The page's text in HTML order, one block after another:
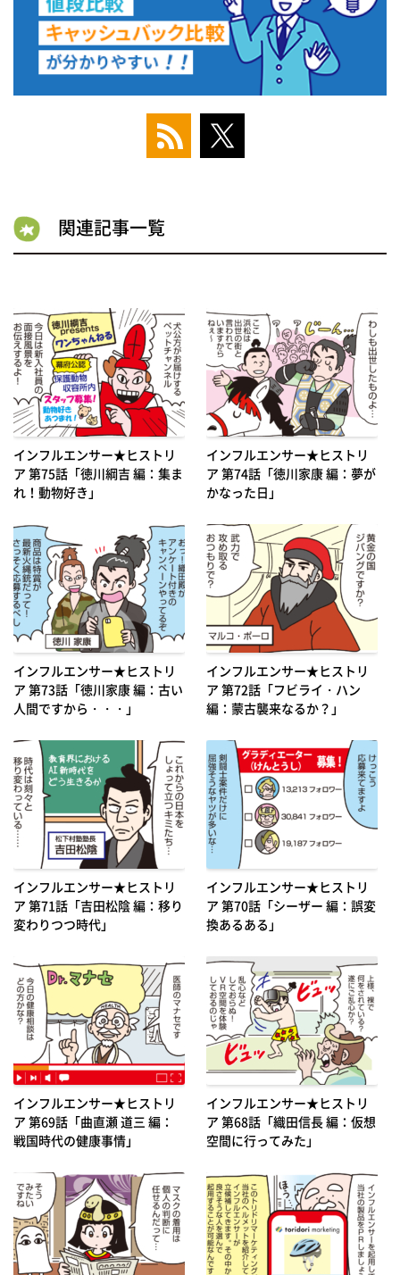
関連記事一覧
インフルエンサー★ヒストリ
ア 第75話「徳川綱吉 編：集ま
れ！動物好き」
インフルエンサー★ヒストリ
ア 第74話「徳川家康 編：夢が
かなった日」
インフルエンサー★ヒストリ
ア 第73話「徳川家康 編：古い
人間ですから・・・」
インフルエンサー★ヒストリ
ア 第72話「フビライ・ハン
編：蒙古襲来なるか？」
インフルエンサー★ヒストリ
ア 第71話「吉田松陰 編：移り
変わりつつ時代」
インフルエンサー★ヒストリ
ア 第70話「シーザー 編：誤変
換あるある」
インフルエンサー★ヒストリ
ア 第69話「曲直瀬 道三 編：
戦国時代の健康事情」
インフルエンサー★ヒストリ
ア 第68話「織田信長 編：仮想
空間に行ってみた」